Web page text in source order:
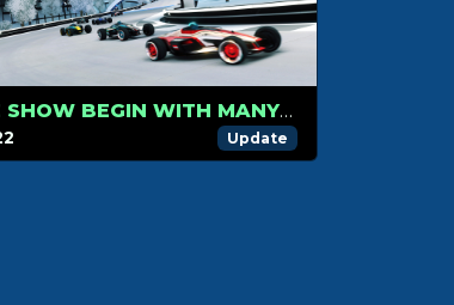
LET THE SHOW BEGIN WITH MANY NEW TRACKMANIA BLOCKS AND ITEMS
Update